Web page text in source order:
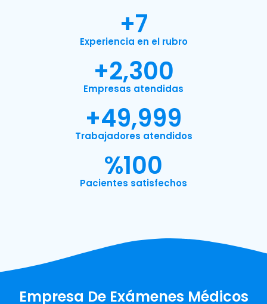
Experiencia en el rubro
+7
Empresas atendidas
+2,300
Trabajadores atendidos
+49,999
Pacientes satisfechos
%100
Empresa De Exámenes Médicos